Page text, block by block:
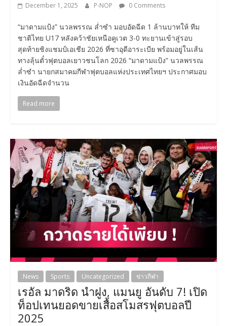
December 1, 2025 P-NOP 0 Comments
“มาดามแป้ง” นวลพรรณ ล่ำซำ มอบอัดฉีด 1 ล้านบาทให้ ทีม
ชาติไทย U17 หลังคว้าชัยเหนือคูเวต 3-0 ทะยานเข้าสู่รอบ
สุดท้ายชิงแชมป์เอเชีย 2026 ที่ซาอุดีอาระเบีย พร้อมอยู่ในเส้น
ทางลุ้นตั๋วฟุตบอลเยาวชนโลก 2026 “มาดามแป้ง” นวลพรรณ
ล่ำซำ นายกสมาคมกีฬาฟุตบอลแห่งประเทศไทยฯ ประกาศมอบ
เงินอัดฉีดจำนวน
Read more
News Sports Uncategorized ข่าวกีฬา
เรอัล มาดริด นำฝูง, แมนยู อันดับ 7! เปิด
ท็อปเทนยอดขายเสื้อสโมสรฟุตบอลปี
2025